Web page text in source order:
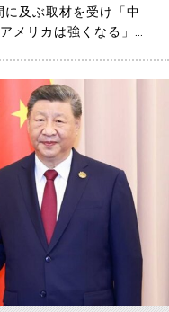
及ぶ取材を受け「中
メリカは強くなる」と
ことになり、その時に